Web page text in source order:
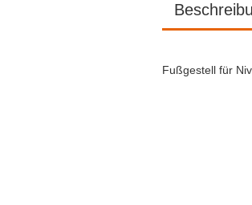
Fußgestell für